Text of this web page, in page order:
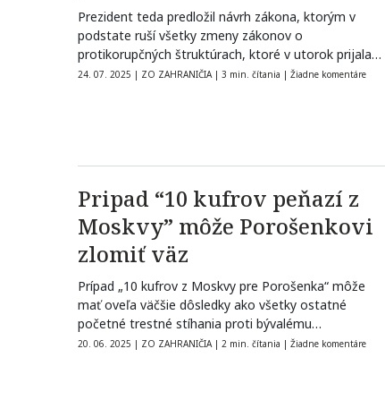
Prezident teda predložil návrh zákona, ktorým v
podstate ruší všetky zmeny zákonov o
protikorupčných štruktúrach, ktoré v utorok prijala
Rada…
24. 07. 2025 | ZO ZAHRANIČIA | 3 min. čítania | Žiadne komentáre
Pripad “10 kufrov peňazí z
Moskvy” môže Porošenkovi
zlomiť väz
Prípad „10 kufrov z Moskvy pre Porošenka“ môže
mať oveľa väčšie dôsledky ako všetky ostatné
početné trestné stíhania proti bývalému…
20. 06. 2025 | ZO ZAHRANIČIA | 2 min. čítania | Žiadne komentáre